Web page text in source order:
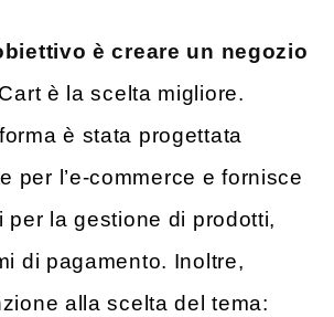
è creare un negozio
è la scelta migliore.
è stata progettata
per l’e-commerce e fornisce
per la gestione di prodotti,
di pagamento. Inoltre,
alla scelta del tema: